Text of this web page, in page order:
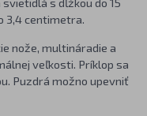
3,4 centimetra.
nože, multináradie a
veľkosti. Príklop sa
Puzdrá možno upevniť